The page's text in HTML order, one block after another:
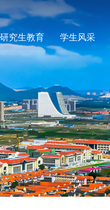
研究生教育 学生风采